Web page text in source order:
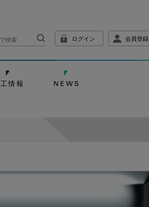
ログイン 会員登録
情報 NEWS